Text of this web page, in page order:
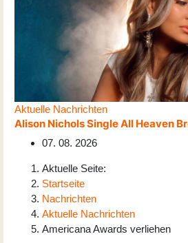
Aktuelle Nachrichten
Alison Nichols Single All Heaven
07. 08. 2026
Aktuelle Seite:
Startseite
Nachrichten
Aktuelle Nachrichten
Americana Awards verliehen